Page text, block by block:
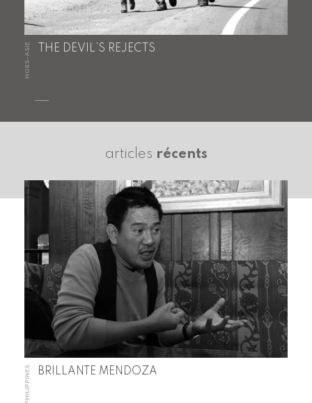
HORS-ASIE THE DEVIL’S REJECTS
articles récents
PHILIPPINES BRILLANTE MENDOZA